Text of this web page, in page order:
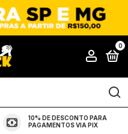
0
10% DE DESCONTO PARA
PAGAMENTOS VIA PIX